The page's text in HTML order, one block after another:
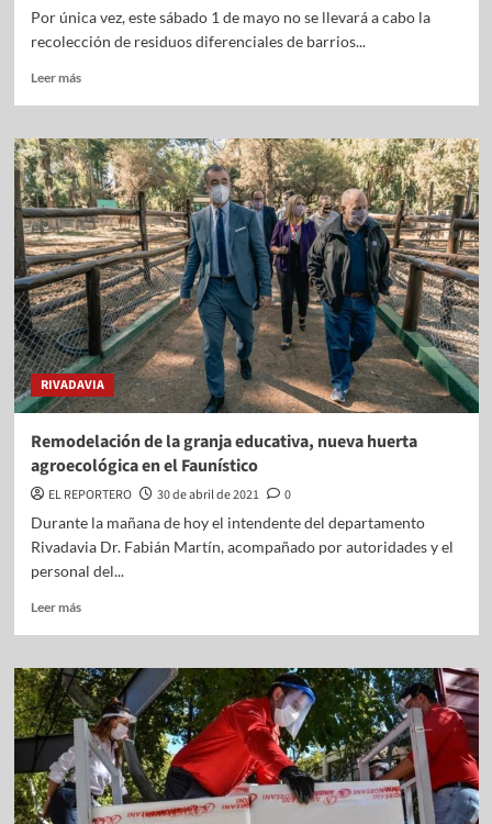
Por única vez, este sábado 1 de mayo no se llevará a cabo la
recolección de residuos diferenciales de barrios...
Leer más
RIVADAVIA
Remodelación de la granja educativa, nueva huerta
agroecológica en el Faunístico
EL REPORTERO 30 de abril de 2021
0
Durante la mañana de hoy el intendente del departamento
Rivadavia Dr. Fabián Martín, acompañado por autoridades y el
personal del...
Leer más